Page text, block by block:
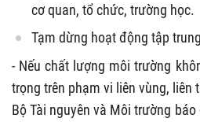
cơ quan, tổ chức, trường học.
Tạm dừng hoạt động tập
- Nếu chất lượng môi trường
trọng trên phạm vi liên vùng, liên
Bộ Tài nguyên và Môi trường